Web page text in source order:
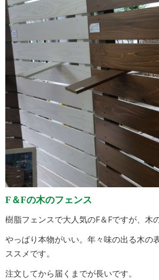
F＆Fの木のフェンス
樹脂フェンスで大人気のF＆Fですが、木
やっぱり本物がいい。年々味の出る木の
ススメです。
注文してから届くまでが長いです。